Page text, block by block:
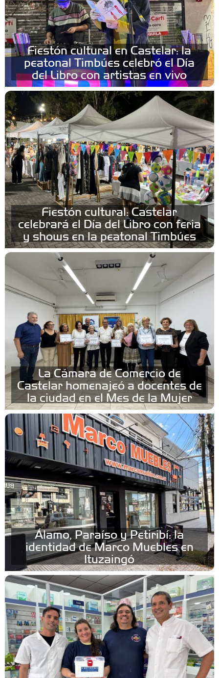
Fiestón cultural en Castelar: la
peatonal Timbúes celebró el Día
del Libro con artistas en vivo
Fiestón cultural: Castelar
celebrará el Día del Libro con feria
y shows en la peatonal Timbúes
La Cámara de Comercio de
Castelar homenajeó a docentes de
la ciudad en el Mes de la Mujer
Álamo, Paraíso y Petiribí: la
identidad de Marco Muebles en
Ituzaingó